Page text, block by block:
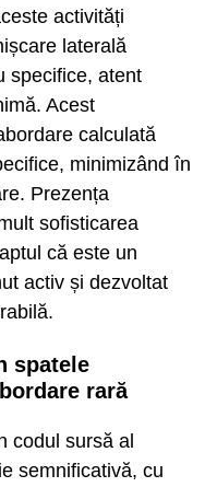
activități
laterală
specifice, atent
Acest
calculată
minimizând în
Prezența
sofisticarea
că este un
activ și dezvoltat
spatele
rară
codul sursă al
semnificativă, cu